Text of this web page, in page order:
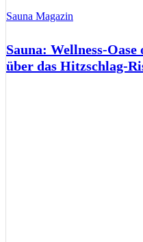
Sauna Magazin
Sauna: Wellness-
über das Hitzschlag-